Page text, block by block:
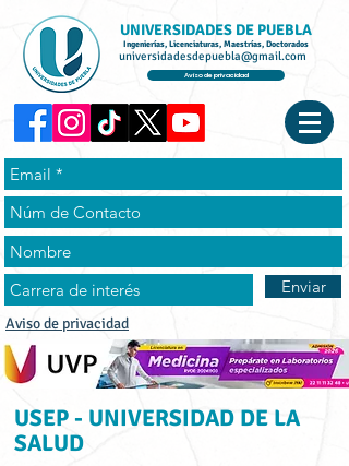
UNIVERSIDADES DE PUEBLA
Ingenierías, Licenciaturas, Maestrías, Doctorados
universidadesdepuebla@gmail.com
Aviso de privacidad
Enviar
Aviso de privacidad
USEP - UNIVERSIDAD DE LA
SALUD